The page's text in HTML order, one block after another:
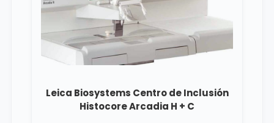
Leica Biosystems Centro de Inclusión
Histocore Arcadia H + C